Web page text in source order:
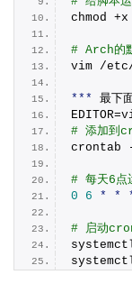
chmod
# Arch的
vim /etc/
*** 最下
# 添加到
crontab
# 每天6点
0
6 * *
# 启动